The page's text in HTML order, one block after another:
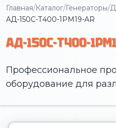
Главная/Каталог/Генераторы/
АД-150С-Т400-1РМ19-AR
АД-150С-Т400-
Профессиональное
оборудование для